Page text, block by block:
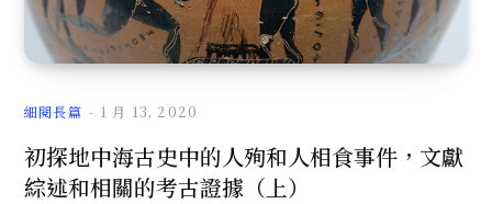
細閱長篇 1 月 13, 2020
初探地中海古史中的人殉和人相食事件，文獻
綜述和相關的考古證據（上）